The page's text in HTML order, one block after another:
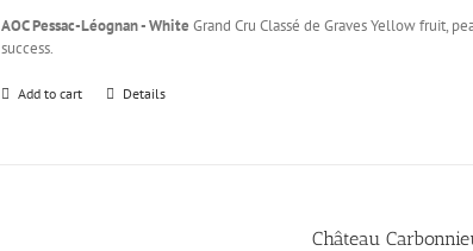
AOC Pessac-Léognan - White Grand Cru Classé de Graves Yellow fruit,
success.
Add to cart Details
Château